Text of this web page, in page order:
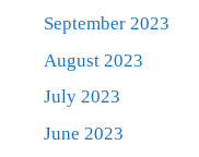
September 2023
August 2023
July 2023
June 2023